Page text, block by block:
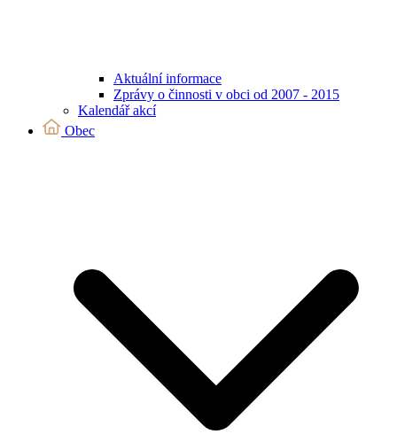
Aktuální informace
Zprávy o činnosti v obci od 2007 - 2015
Kalendář akcí
Obec